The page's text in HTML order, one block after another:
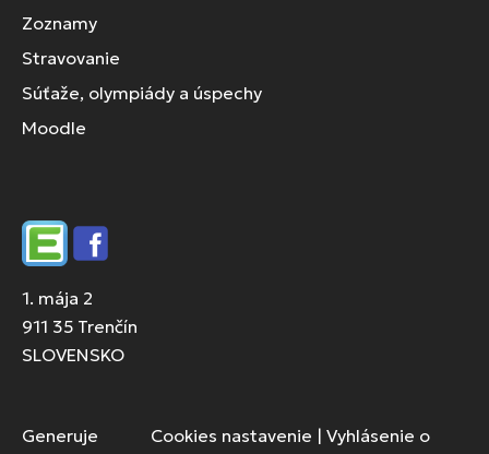
Zoznamy
Stravovanie
Súťaže, olympiády a úspechy
Moodle
EdupageFacebook
1. mája 2
911 35 Trenčín
SLOVENSKO
Generuje
Cookies nastavenie | Vyhlásenie o